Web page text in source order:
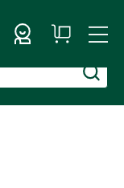
Logg inn
Handlekurv